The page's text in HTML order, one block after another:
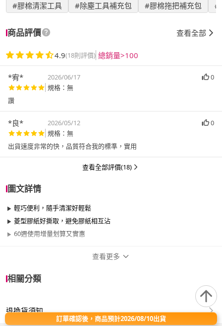
#膠棉清潔工具 #除塵工具補充包 #膠棉拖把補充包
商品評價 查看全部
4.9(18則評價) 總銷量>100
*宥* 2026/06/17
0
規格：無
*良* 2026/05/12
0
規格：無
出貨速度非常的快，品質符合我的標準，實用
查看全部評價(18)
圖文詳情
輕巧便利，隨手清潔好輕鬆
菱型膠紙好撕取，避免膠紙相互沾
60週使用增量划算又實惠
適用於
臥室、客廳、浴室、廚房、門、門櫃、陽台、
餐廳、室內、室外、玄關、窗戶
查看更多
相關分類
退換貨須知
訂單確認後，商品預計2026/08/10出貨